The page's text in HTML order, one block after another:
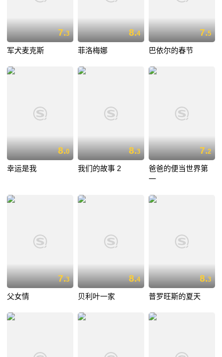
7.3
军犬麦克斯
8.4
菲洛梅娜
7.5
巴依尔的春节
8.0
幸运是我
8.3
我们的故事 2
7.2
爸爸的便当世界第
一
7.3
父女情
8.4
贝利叶一家
8.3
普罗旺斯的夏天